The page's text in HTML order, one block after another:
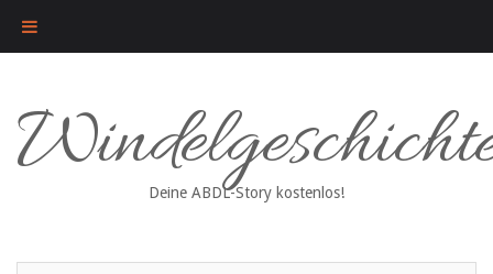
content
Deine ABDL-Story kostenlos!